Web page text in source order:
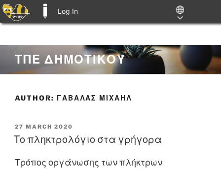
Log In
content
ΤΠΕ ΔΗΜΟΤΙΚΟΎ
AUTHOR: ΓΑΒΑΛΑΣ ΜΙΧΑΗΛ
POSTED
ON
27 MARCH 2020
Το πληκτρολόγιο στα γρήγορα
Τρόπος οργάνωσης των πλήκτρων